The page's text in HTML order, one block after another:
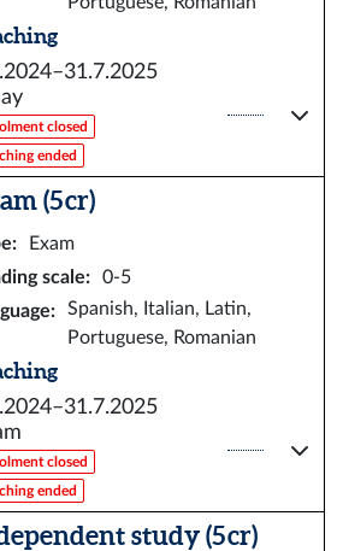
closed
ended
(5 cr)
:
Exam
scale:
0-5
:
Spanish, Italian, Latin,
Portuguese, Romanian
closed
ended
study (5 cr)